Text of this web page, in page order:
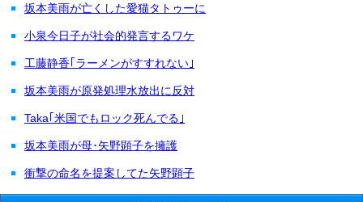
坂本美雨が亡くした愛猫タトゥーに
小泉今日子が社会的発言するワケ
工藤静香｢ラーメンがすすれない｣
坂本美雨が原発処理水放出に反対
Taka｢米国でもロック死んでる｣
坂本美雨が母･矢野顕子を擁護
衝撃の命名を提案してた矢野顕子